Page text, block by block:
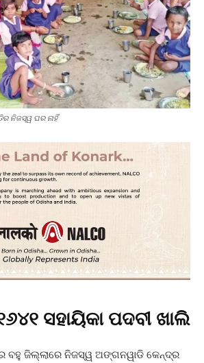
ନିଜସ୍ୱ ଘର ନାହିଁ
ସହାୟିକା ପଦବୀ ଖାଲି
ବହୁ ଜିଲ୍ଲାରେ ନିଜସ୍ୱ ଅଙ୍ଗନୱାଡି କେନ୍ଦ୍ର